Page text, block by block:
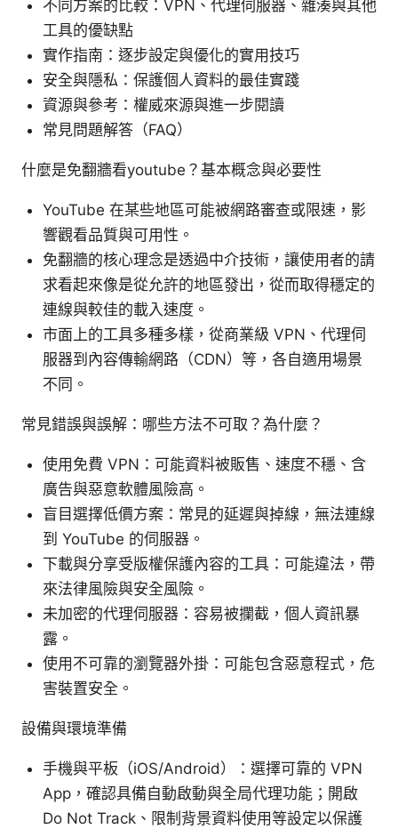
不同方案的比較：VPN、代理伺服器、雜湊與其他
工具的優缺點
實作指南：逐步設定與優化的實用技巧
安全與隱私：保護個人資料的最佳實踐
資源與參考：權威來源與進一步閱讀
常見問題解答（FAQ）
什麼是免翻牆看youtube？基本概念與必要性
YouTube 在某些地區可能被網路審查或限速，影
響觀看品質與可用性。
免翻牆的核心理念是透過中介技術，讓使用者的請
求看起來像是從允許的地區發出，從而取得穩定的
連線與較佳的載入速度。
市面上的工具多種多樣，從商業級 VPN、代理伺
服器到內容傳輸網路（CDN）等，各自適用場景
不同。
常見錯誤與誤解：哪些方法不可取？為什麼？
使用免費 VPN：可能資料被販售、速度不穩、含
廣告與惡意軟體風險高。
盲目選擇低價方案：常見的延遲與掉線，無法連線
到 YouTube 的伺服器。
下載與分享受版權保護內容的工具：可能違法，帶
來法律風險與安全風險。
未加密的代理伺服器：容易被攔截，個人資訊暴
露。
使用不可靠的瀏覽器外掛：可能包含惡意程式，危
害裝置安全。
設備與環境準備
手機與平板（iOS/Android）：選擇可靠的 VPN
App，確認具備自動啟動與全局代理功能；開啟
Do Not Track、限制背景資料使用等設定以保護